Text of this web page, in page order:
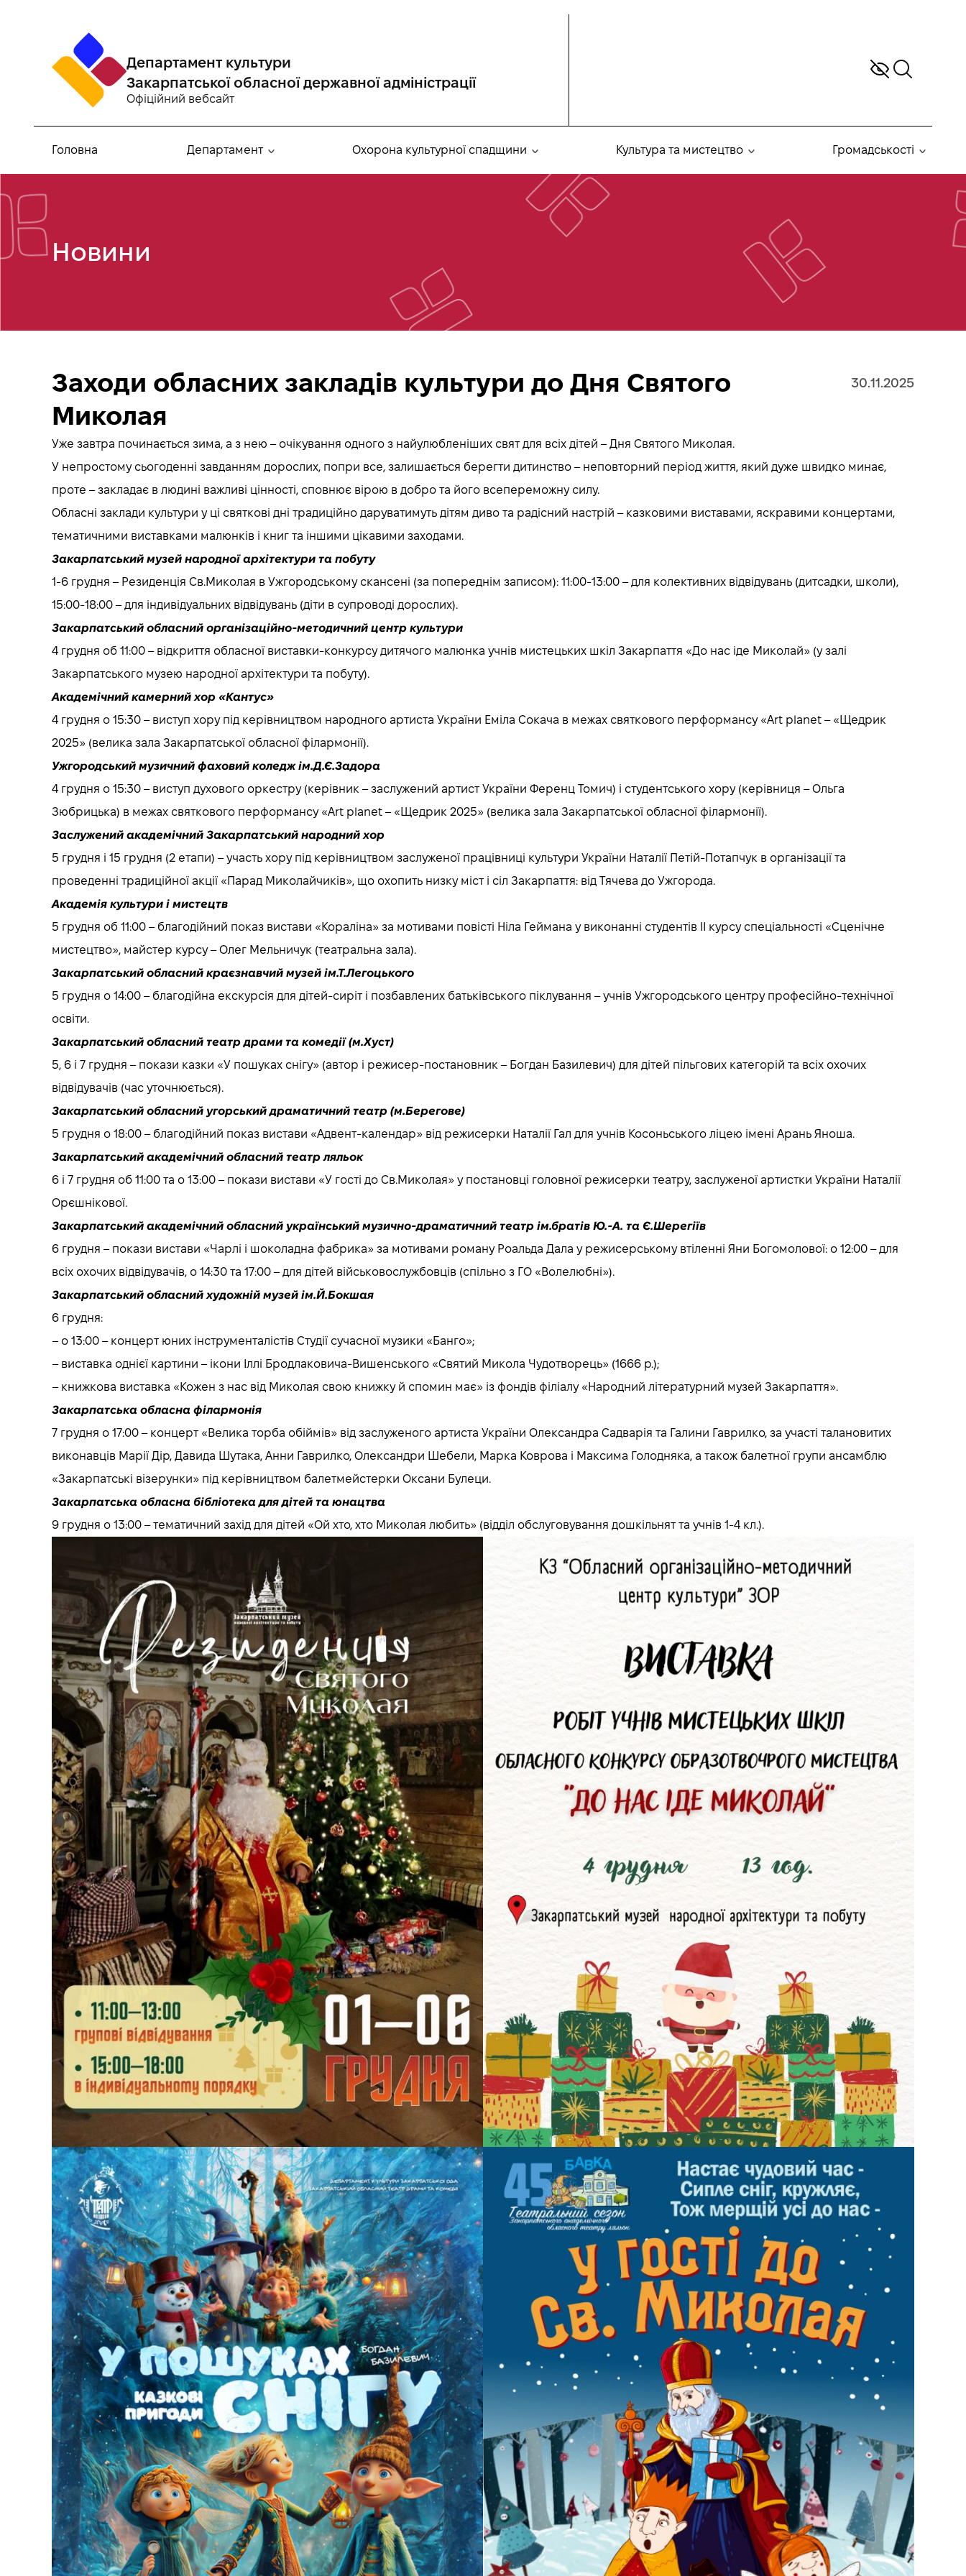
Департамент культури
Закарпатської обласної державної адміністрації
Офіційний вебсайт
Головна Департамент Охорона культурної спадщини Культура та мистецтво Громадськості
Новини
Заходи обласних закладів культури до Дня Святого
Миколая
30.11.2025
Уже завтра починається зима, а з нею – очікування одного з найулюбленіших свят для всіх дітей – Дня Святого Миколая.
У непростому сьогоденні завданням дорослих, попри все, залишається берегти дитинство – неповторний період життя, який дуже швидко минає,
проте – закладає в людині важливі цінності, сповнює вірою в добро та його всепереможну силу.
Обласні заклади культури у ці святкові дні традиційно даруватимуть дітям диво та радісний настрій – казковими виставами, яскравими концертами,
тематичними виставками малюнків і книг та іншими цікавими заходами.
Закарпатський музей народної архітектури та побуту
1-6 грудня – Резиденція Св.Миколая в Ужгородському скансені (за попереднім записом): 11:00-13:00 – для колективних відвідувань (дитсадки, школи),
15:00-18:00 – для індивідуальних відвідувань (діти в супроводі дорослих).
Закарпатський обласний організаційно-методичний центр культури
4 грудня об 11:00 – відкриття обласної виставки-конкурсу дитячого малюнка учнів мистецьких шкіл Закарпаття «До нас іде Миколай» (у залі
Закарпатського музею народної архітектури та побуту).
Академічний камерний хор «Кантус»
4 грудня о 15:30 – виступ хору під керівництвом народного артиста України Еміла Сокача в межах святкового перформансу «Art planet – «Щедрик
2025» (велика зала Закарпатської обласної філармонії).
Ужгородський музичний фаховий коледж ім.Д.Є.Задора
4 грудня о 15:30 – виступ духового оркестру (керівник – заслужений артист України Ференц Томич) і студентського хору (керівниця – Ольга
Зюбрицька) в межах святкового перформансу «Art planet – «Щедрик 2025» (велика зала Закарпатської обласної філармонії).
Заслужений академічний Закарпатський народний хор
5 грудня і 15 грудня (2 етапи) – участь хору під керівництвом заслуженої працівниці культури України Наталії Петій-Потапчук в організації та
проведенні традиційної акції «Парад Миколайчиків», що охопить низку міст і сіл Закарпаття: від Тячева до Ужгорода.
Академія культури і мистецтв
5 грудня об 11:00 – благодійний показ вистави «Кораліна» за мотивами повісті Ніла Геймана у виконанні студентів II курсу спеціальності «Сценічне
мистецтво», майстер курсу – Олег Мельничук (театральна зала).
Закарпатський обласний краєзнавчий музей ім.Т.Легоцького
5 грудня о 14:00 – благодійна екскурсія для дітей-сиріт і позбавлених батьківського піклування – учнів Ужгородського центру професійно-технічної
освіти.
Закарпатський обласний театр драми та комедії (м.Хуст)
5, 6 і 7 грудня – покази казки «У пошуках снігу» (автор і режисер-постановник – Богдан Базилевич) для дітей пільгових категорій та всіх охочих
відвідувачів (час уточнюється).
Закарпатський обласний угорський драматичний театр (м.Берегове)
5 грудня о 18:00 – благодійний показ вистави «Адвент-календар» від режисерки Наталії Гал для учнів Косоньського ліцею імені Арань Яноша.
Закарпатський академічний обласний театр ляльок
6 і 7 грудня об 11:00 та о 13:00 – покази вистави «У гості до Св.Миколая» у постановці головної режисерки театру, заслуженої артистки України Наталії
Орєшнікової.
Закарпатський академічний обласний український музично-драматичний театр ім.братів Ю.-А. та Є.Шерегіїв
6 грудня – покази вистави «Чарлі і шоколадна фабрика» за мотивами роману Роальда Дала у режисерському втіленні Яни Богомолової: о 12:00 – для
всіх охочих відвідувачів, о 14:30 та 17:00 – для дітей військовослужбовців (спільно з ГО «Волелюбні»).
Закарпатський обласний художній музей ім.Й.Бокшая
6 грудня:
– о 13:00 – концерт юних інструменталістів Студії сучасної музики «Банго»;
– виставка однієї картини – ікони Іллі Бродлаковича-Вишенського «Святий Микола Чудотворець» (1666 р.);
– книжкова виставка «Кожен з нас від Миколая свою книжку й спомин має» із фондів філіалу «Народний літературний музей Закарпаття».
Закарпатська обласна філармонія
7 грудня о 17:00 – концерт «Велика торба обіймів» від заслуженого артиста України Олександра Садварія та Галини Гаврилко, за участі талановитих
виконавців Марії Дір, Давида Шутака, Анни Гаврилко, Олександри Шебели, Марка Коврова і Максима Голодняка, а також балетної групи ансамблю
«Закарпатські візерунки» під керівництвом балетмейстерки Оксани Булеци.
Закарпатська обласна бібліотека для дітей та юнацтва
9 грудня о 13:00 – тематичний захід для дітей «Ой хто, хто Миколая любить» (відділ обслуговування дошкільнят та учнів 1-4 кл.).